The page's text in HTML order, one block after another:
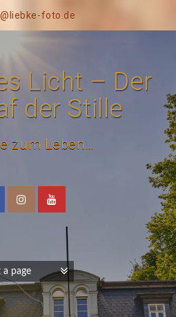
foto.de
Licht – Der
der Stille
zum Leben…